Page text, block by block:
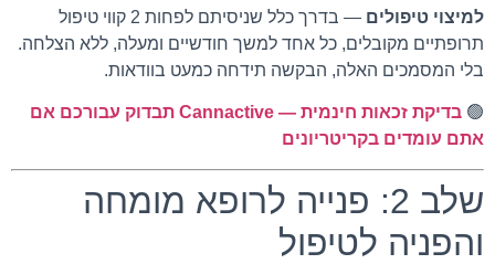
למיצוי טיפולים
— בדרך כלל שניסיתם לפחות 2 קווי טיפול
תרופתיים מקובלים, כל אחד למשך חודשיים ומעלה, ללא הצלחה.
בלי המסמכים האלה, הבקשה תידחה כמעט בוודאות.
🟢
בדיקת זכאות חינמית — Cannactive תבדוק עבורכם אם
אתם עומדים בקריטריונים
שלב 2: פנייה לרופא מומחה
והפניה לטיפול